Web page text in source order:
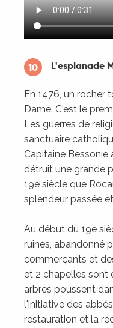
10 L'esplanade
En 1476, un rocher
Dame. C'est le
Les guerres de
sanctuaire
Capitaine
détruit une grande
19e siècle que
splendeur passée
Au début du 19e
ruines, abandonné
commerçants et
et 2 chapelles sont
arbres poussent
l'initiative des
restauration et la